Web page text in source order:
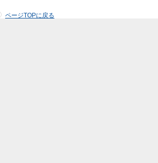
ページTOPに戻る